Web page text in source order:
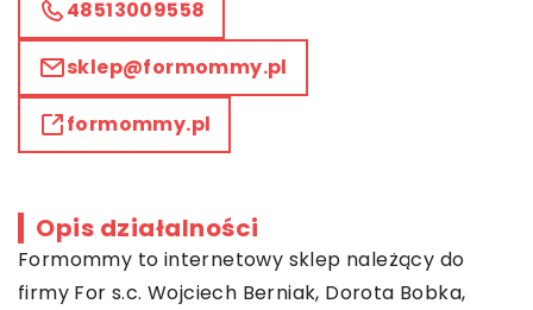
48513009558
sklep@formommy.pl
formommy.pl
Opis działalności
Formommy to internetowy sklep należący do
firmy For s.c. Wojciech Berniak, Dorota Bobka,